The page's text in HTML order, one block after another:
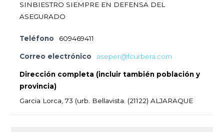
SINBIESTRO SIEMPRE EN DEFENSA DEL
ASEGURADO
Teléfono 609469411
Correo electrónico aseper@fcurbera.com
Dirección completa (incluir también población y
provincia)
Garcia Lorca, 73 (urb. Bellavista. (21122) ALJARAQUE